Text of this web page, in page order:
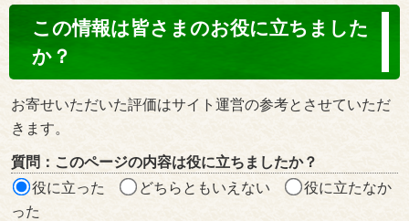
ン
ン
ツ
評
価
この情報は皆さまのお役に立ちました
か？
お寄せいただいた評価はサイト運営の参考とさせていただ
きます。
質問：このページの内容は役に立ちましたか？
役に立った
どちらともいえない
役に立たなか
った